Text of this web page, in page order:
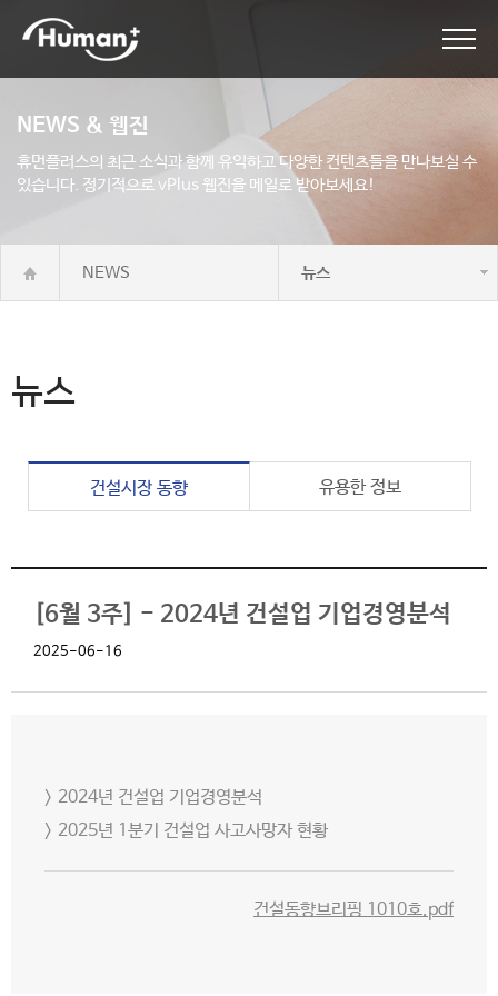
NEWS & 웹진
휴먼플러스의 최근 소식과 함께 유익하고 다양한 컨텐츠들을 만나보실 수
있습니다. 정기적으로 vPlus 웹진을 메일로 받아보세요!
NEWS 뉴스
뉴스
건설시장 동향 유용한 정보
[6월 3주] - 2024년 건설업 기업경영분석
2025-06-16
> 2024년 건설업 기업경영분석
> 2025년 1분기 건설업 사고사망자 현황
건설동향브리핑 1010호.pdf